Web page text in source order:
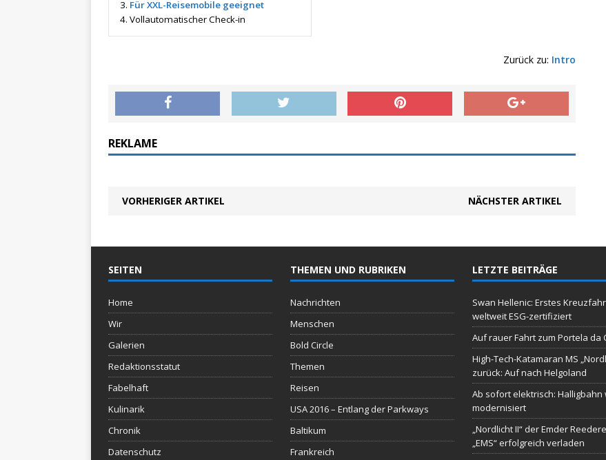
3. Für XXL-Reisemobile geeignet
4. Vollautomatischer Check-in
Zurück zu: Intro
REKLAME
VORHERIGER ARTIKEL NÄCHSTER ARTIKEL
SEITEN
Home
Wir
Galerien
Redaktionsstatut
Fabelhaft
Kulinarik
Chronik
Datenschutz
THEMEN UND RUBRIKEN
Nachrichten
Menschen
Bold Circle
Themen
Reisen
USA 2016 – Entlang der Parkways
Baltikum
Frankreich
LETZTE BEITRÄGE
Swan Hellenic: Erstes
weltweit ESG-zertifiziert
Auf rauer Fahrt zum Portela da
High-Tech-Katamaran MS
zurück: Auf nach Helgoland
Ab sofort elektrisch: Halligbahn
modernisiert
„Nordlicht II“ der Emder
„EMS“ erfolgreich verladen